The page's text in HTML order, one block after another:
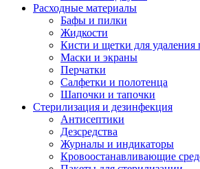
Расходные материалы
Бафы и пилки
Жидкости
Кисти и щетки для удаления
Маски и экраны
Перчатки
Салфетки и полотенца
Шапочки и тапочки
Стерилизация и дезинфекция
Антисептики
Дезсредства
Журналы и индикаторы
Кровоостанавливающие